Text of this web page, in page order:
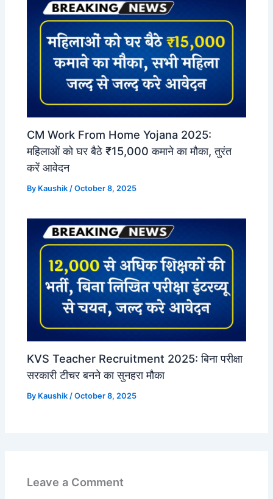
CM Work From Home Yojana 2025:
महिलाओं को घर बैठे ₹15,000 कमाने का मौका, तुरंत
करें आवेदन
By Kaushik /October 8, 2025
KVS Teacher Recruitment 2025: बिना परीक्षा
सरकारी टीचर बनने का सुनहरा मौका
By Kaushik /October 8, 2025
Leave a Comment